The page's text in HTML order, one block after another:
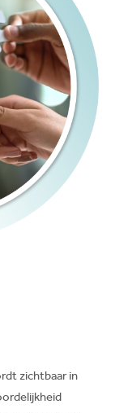
zichtbaar in